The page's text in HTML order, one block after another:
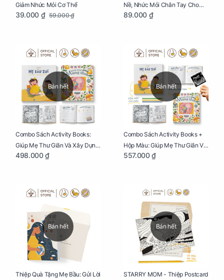
Giảm Nhức Mỏi Cơ Thể
39.000 ₫ 59.000 ₫
Nề, Nhức Mỏi Chân Tay Cho
Mẹ Bầu
89.000 ₫
Bán hết
Combo Sách Activity Books:
Giúp Mẹ Thư Giãn Và Xây Dựng
Thai Kỳ Chu Đáo
498.000 ₫
Bán hết
Combo Sách Activity Books +
Hộp Màu: Giúp Mẹ Thư Giãn Và
Xây Dựng Thai Kỳ Chu Đáo
557.000 ₫
Bán hết
Thiệp Quà Tặng Mẹ Bầu: Gửi Lời
Bán hết
STARRY MOM - Thiệp Postcard